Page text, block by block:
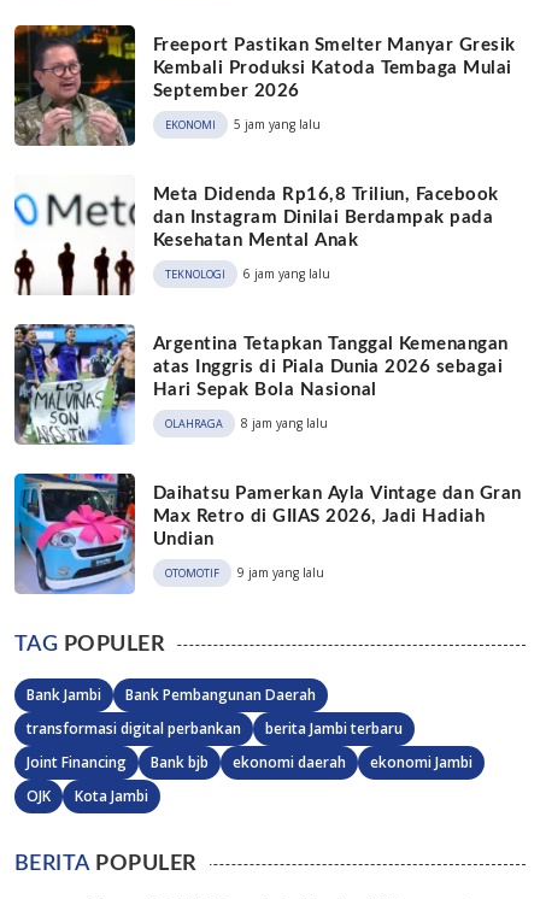
Freeport Pastikan Smelter Manyar Gresik
Kembali Produksi Katoda Tembaga Mulai
September 2026
EKONOMI 5 jam yang lalu
Meta Didenda Rp16,8 Triliun, Facebook
dan Instagram Dinilai Berdampak pada
Kesehatan Mental Anak
TEKNOLOGI 6 jam yang lalu
Argentina Tetapkan Tanggal Kemenangan
atas Inggris di Piala Dunia 2026 sebagai
Hari Sepak Bola Nasional
OLAHRAGA 8 jam yang lalu
Daihatsu Pamerkan Ayla Vintage dan Gran
Max Retro di GIIAS 2026, Jadi Hadiah
Undian
OTOMOTIF 9 jam yang lalu
TAG POPULER
Bank Jambi
Bank Pembangunan Daerah
transformasi digital perbankan
berita Jambi terbaru
Joint Financing
Bank bjb ekonomi daerah
ekonomi Jambi
OJK
Kota Jambi
BERITAPOPULER